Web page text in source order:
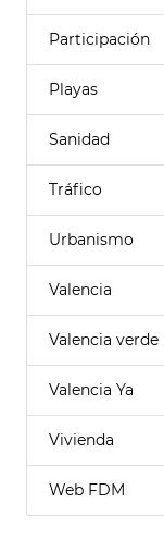
Participación
Playas
Sanidad
Tráfico
Urbanismo
Valencia
Valencia verde
Valencia Ya
Vivienda
Web FDM